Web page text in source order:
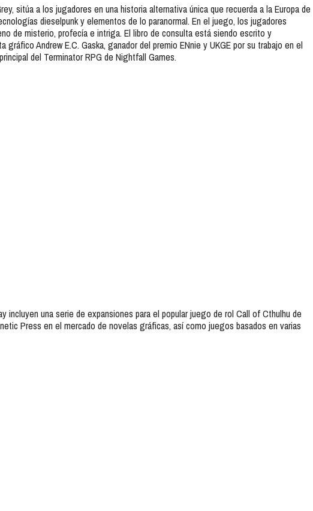
sitúa a los jugadores en una historia alternativa única que recuerda a la Europa de
dieselpunk y elementos de lo paranormal. En el juego, los jugadores
de misterio, profecía e intriga. El libro de consulta está siendo escrito y
Andrew E.C. Gaska, ganador del premio ENnie y UKGE por su trabajo en el
del Terminator RPG de Nightfall Games.
una serie de expansiones para el popular juego de rol Call of Cthulhu de
Press en el mercado de novelas gráficas, así como juegos basados ​​en varias